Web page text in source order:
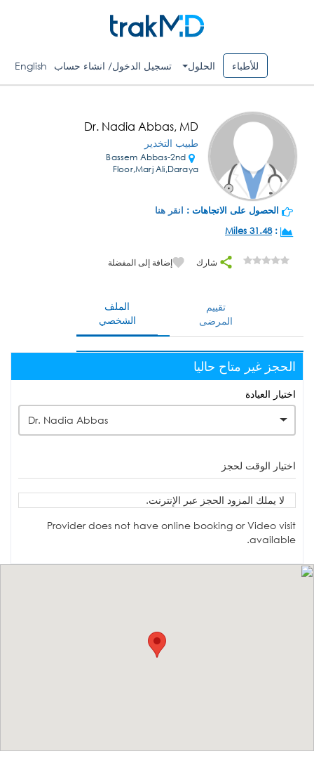
للأطباء الحلول تسجيل الدخول/ انشاء حساب English
Dr. Nadia Abbas, MD
طبيب التخدير
Bassem Abbas-2nd
Floor,Marj Ali,Daraya
الحصول على الاتجاهات : انقر هنا
:
31.48 Miles
شارك إضافة إلى المفضلة
الملف
الشخصي
تقييم
المرضى
الحجز غير متاح حاليا
اختيار العيادة
Dr. Nadia Abbas
اختيار الوقت لحجز
لا يملك المزود الحجز عبر الإنترنت.
Provider does not have online booking or Video visit
available.